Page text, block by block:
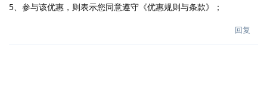
5、参与该优惠，则表示您同意遵守《优惠规则与条款》；
回复